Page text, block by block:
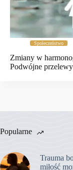
Społeczeństwo
Zmiany w
Podwójne
Popularne
Trauma
miłość